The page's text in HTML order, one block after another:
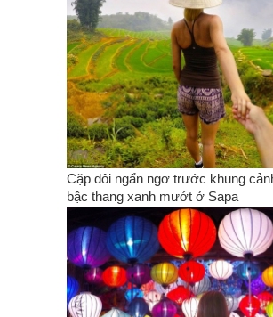
Cặp đôi ngẩn ngơ trước khung
bậc thang xanh mướt ở Sapa